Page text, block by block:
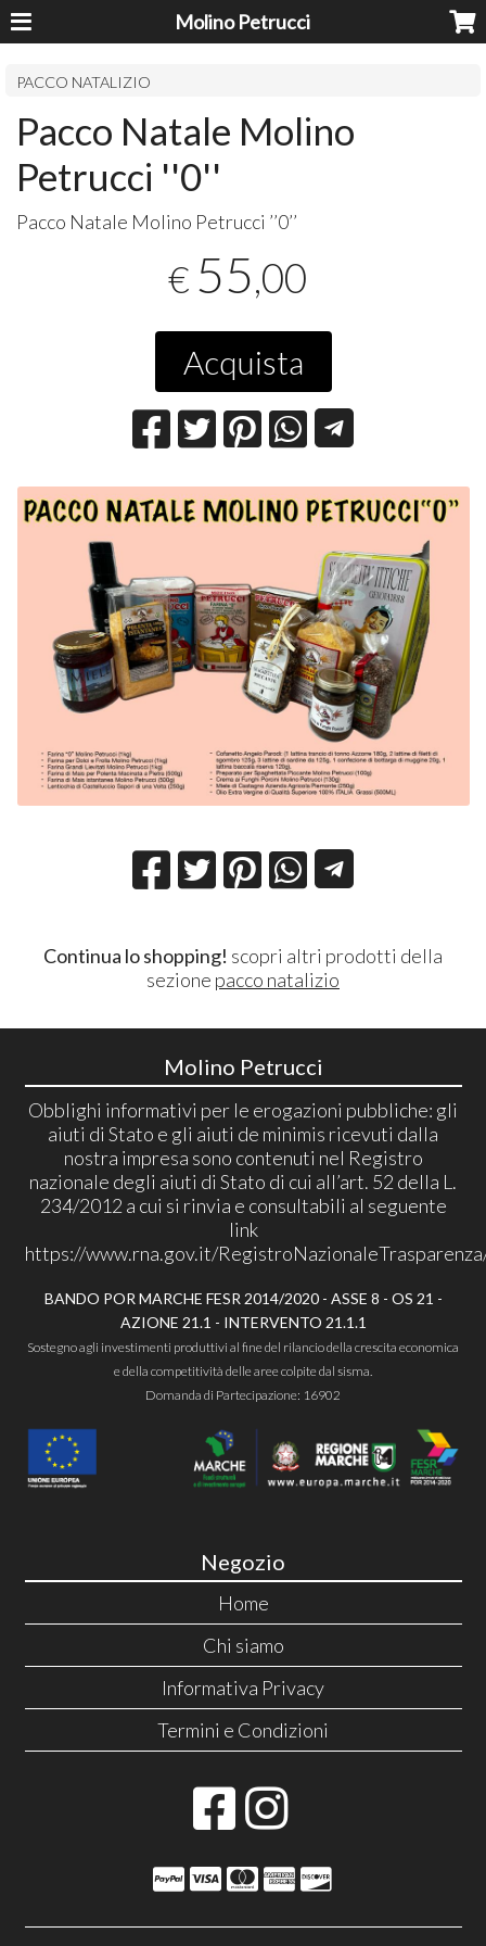
Molino Petrucci
PACCO NATALIZIO
Pacco Natale Molino
Petrucci ''0''
Pacco Natale Molino Petrucci ’’0’’
€ 55,00
Acquista
Continua lo shopping! scopri altri prodotti della
sezione pacco natalizio
Molino Petrucci
Obblighi informativi per le erogazioni pubbliche: gli
aiuti di Stato e gli aiuti de minimis ricevuti dalla
nostra impresa sono contenuti nel Registro
nazionale degli aiuti di Stato di cui all’art. 52 della L.
234/2012 a cui si rinvia e consultabili al seguente
link
https://www.rna.gov.it/
BANDO POR MARCHE FESR 2014/2020 - ASSE 8 - OS 21 -
AZIONE 21.1 - INTERVENTO 21.1.1
Sostegno agli investimenti produttivi al fine del rilancio della crescita economica
e della competitività delle aree colpite dal sisma.
Domanda di Partecipazione: 16902
Negozio
Home
Chi siamo
Informativa Privacy
Termini e Condizioni